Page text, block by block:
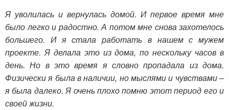
Я уволилась и вернулась домой. И первое время мне
было легко и радостно. А потом мне снова захотелось
большего. И я стала работать в нашем с мужем
проекте. Я делала это из дома, по нескольку часов в
день. Но в это время я словно пропадала из дома.
Физически я была в наличии, но мыслями и чувствами –
я была далеко. Я очень плохо помню этот период его и
своей жизни.